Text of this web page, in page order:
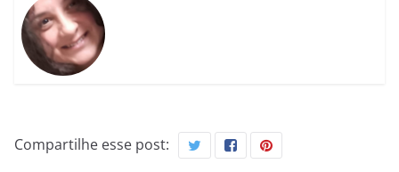
Compartilhe esse post: